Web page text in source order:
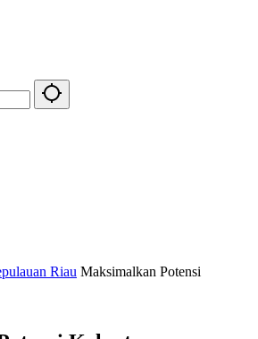
Riau Maksimalkan Potensi